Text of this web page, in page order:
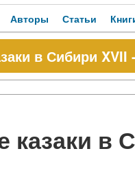
Авторы Статьи
в Сибири XVII
в